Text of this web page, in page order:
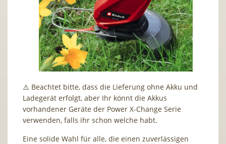
⚠️ Beachtet bitte, dass die Lieferung ohne Akku und
Ladegerät erfolgt, aber Ihr könnt die Akkus
vorhandener Geräte der Power X-Change Serie
verwenden, falls ihr schon welche habt.
Eine solide Wahl für alle, die einen zuverlässigen